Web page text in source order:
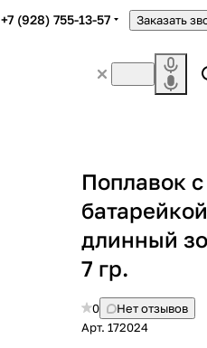
+7 (928) 755-13-57 Заказать
Поплавок с
батарейкой
длинный
7 гр.
0
Нет отзывов
Арт. 172024